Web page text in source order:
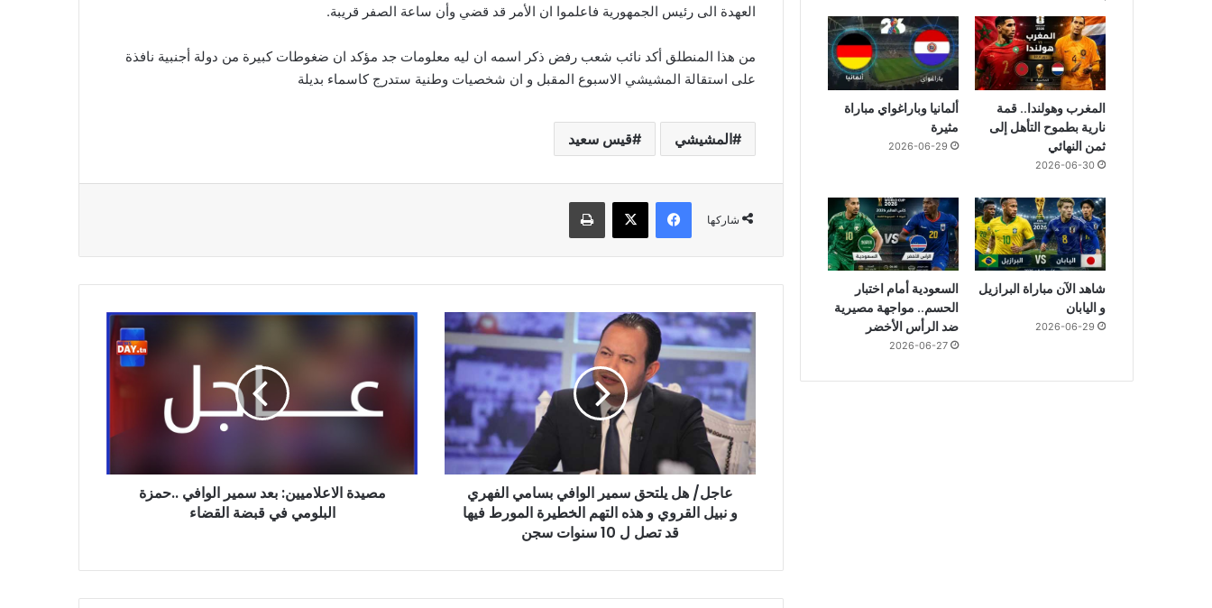
العهدة الى رئيس الجمهورية فاعلموا ان الأمر قد قضي وأن ساعة الصفر قريبة.
من هذا المنطلق أكد نائب شعب رفض ذكر اسمه ان ليه معلومات جد مؤكد ان ضغوطات كبيرة من دولة أجنبية نافذة
على استقالة المشيشي الاسبوع المقبل و ان شخصيات وطنية ستدرج كاسماء بديلة
المشيشي قيس سعيد
شاركها
فيسبوك ‫X طباعة
عاجل/
هل
يلتحق
سمير
الوافي
بسامي
الفهري
و
نبيل
القرويعاجل/ هل يلتحق سمير الوافي بسامي الفهري
و نبيل القروي و هذه التهم الخطيرة المورط فيها
قد تصل ل 10 سنوات سجن
مصيدة
قبضة
مصيدة الاعلاميين: بعد سمير الوافي ..حمزة
البلومي في قبضة القضاء
المغرب وهولندا.. قمة
نارية بطموح التأهل إلى
ثمن النهائي
2026-06-30
ألمانيا وباراغواي مباراة
مثيرة
2026-06-29
شاهد الآن مباراة البرازيل
و اليابان
2026-06-29
السعودية أمام اختبار
الحسم.. مواجهة مصيرية
ضد الرأس الأخضر
2026-06-27